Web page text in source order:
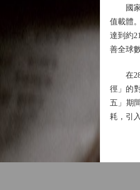
國家
值載體
達到約
善全球
在28
徑」的
五」期
耗，引